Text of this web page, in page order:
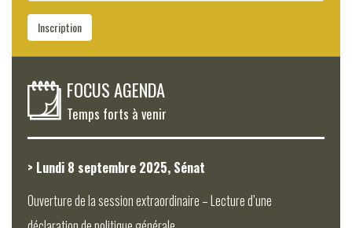
mail
Inscription
FOCUS AGENDA
Temps forts à venir
> Lundi 8 septembre 2025, Sénat
Ouverture de la session extraordinaire – Lecture d’une